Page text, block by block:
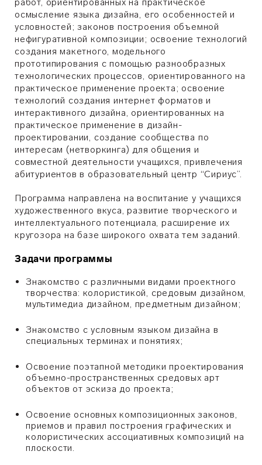
осмысление языка дизайна, его особенностей и
условностей; законов построения объемной
нефигуративной композиции; освоение технологий
создания макетного, модельного
прототипирования с помощью разнообразных
технологических процессов, ориентированного на
практическое применение проекта; освоение
технологий создания интернет форматов и
интерактивного дизайна, ориентированных на
практическое применение в дизайн-
проектировании, создание сообщества по
интересам (нетворкинга) для общения и
совместной деятельности учащихся, привлечения
абитуриентов в образовательный центр “Сириус”.
Программа направлена на воспитание у учащихся
художественного вкуса, развитие творческого и
интеллектуального потенциала, расширение их
кругозора на базе широкого охвата тем заданий.
Задачи программы
Знакомство с различными видами проектного
творчества: колористикой, средовым дизайном,
мультимедиа дизайном, предметным дизайном;
Знакомство с условным языком дизайна в
специальных терминах и понятиях;
Освоение поэтапной методики проектирования
объемно-пространственных средовых арт
объектов от эскиза до проекта;
Освоение основных композиционных законов,
приемов и правил построения графических и
колористических ассоциативных композиций на
плоскости.